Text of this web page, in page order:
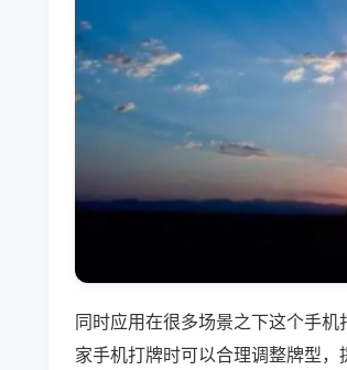
同时应用在很多场景之下这个手
家手机打牌时可以合理调整牌型，